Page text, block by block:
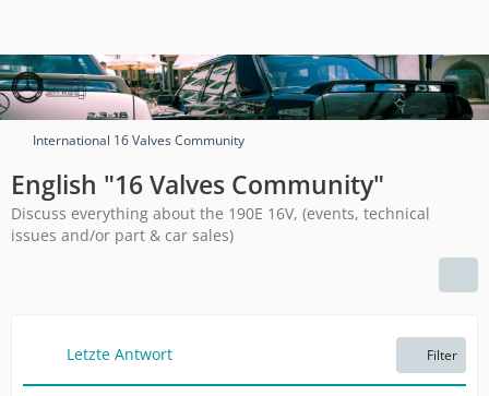
International 16 Valves Community
English "16 Valves Community"
Discuss everything about the 190E 16V, (events, technical
issues and/or part & car sales)
Letzte Antwort Filter